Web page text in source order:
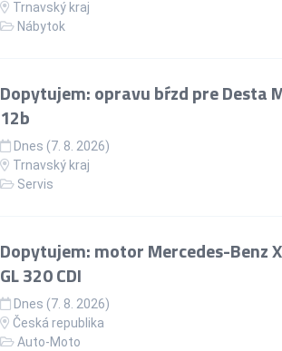
Trnavský kraj
Nábytok
Dopytujem: opravu bŕzd pre Desta
12b
Dnes (7. 8. 2026)
Trnavský kraj
Servis
Dopytujem: motor Mercedes-Benz
GL 320 CDI
Dnes (7. 8. 2026)
Česká republika
Auto-Moto